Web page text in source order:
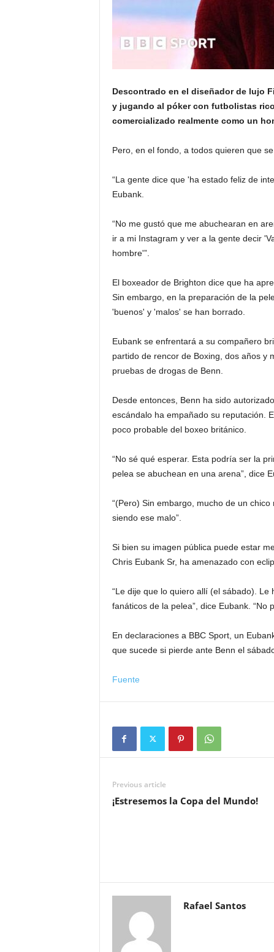
Descontrado en el diseñador de lujo
y jugando al póker con futbolistas
comercializado realmente como un
Pero, en el fondo, a todos quieren que
“La gente dice que 'ha estado feliz de
Eubank.
“No me gustó que me abuchearan en
ir a mi Instagram y ver a la gente decir
hombre'”.
El boxeador de Brighton dice que ha
Sin embargo, en la preparación de la
'buenos' y 'malos' se han borrado.
Eubank se enfrentará a su compañero
partido de rencor de Boxing, dos años y
pruebas de drogas de Benn.
Desde entonces, Benn ha sido
escándalo ha empañado su reputación.
poco probable del boxeo británico.
“No sé qué esperar. Esta podría ser la
pelea se abuchean en una arena”, dice
“(Pero) Sin embargo, mucho de un
siendo ese malo”.
Si bien su imagen pública puede estar
Chris Eubank Sr, ha amenazado con
“Le dije que lo quiero allí (el sábado).
fanáticos de la pelea”, dice Eubank. “No
En declaraciones a BBC Sport, un
que sucede si pierde ante Benn el
Fuente
Previous article
¡Estresemos la Copa del Mundo!
Rafael Santos